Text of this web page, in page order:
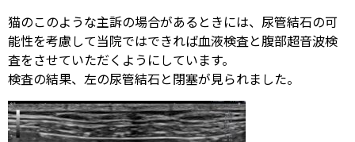
猫のこのような主訴の場合があるときには、尿管結石の可
能性を考慮して当院ではできれば血液検査と腹部超音波検
査をさせていただくようにしています。
検査の結果、左の尿管結石と閉塞が見られました。